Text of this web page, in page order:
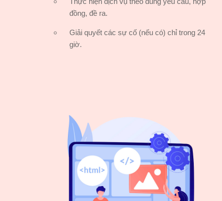
đồng, đề ra.
Giải quyết các sự cố (nếu có) chỉ trong 24
giờ.